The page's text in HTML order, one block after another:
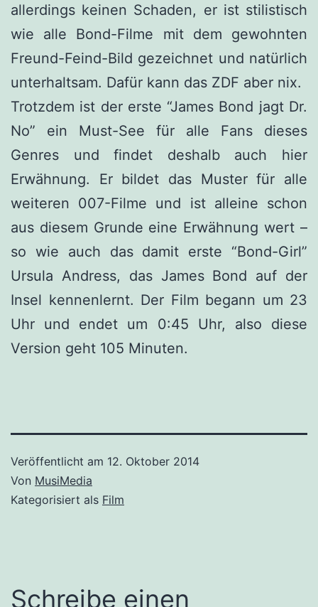
allerdings keinen Schaden, er ist stilistisch
wie alle Bond-Filme mit dem gewohnten
Freund-Feind-Bild gezeichnet und natürlich
unterhaltsam. Dafür kann das ZDF aber nix.
Trotzdem ist der erste “James Bond jagt Dr.
No” ein Must-See für alle Fans dieses
Genres und findet deshalb auch hier
Erwähnung. Er bildet das Muster für alle
weiteren 007-Filme und ist alleine schon
aus diesem Grunde eine Erwähnung wert –
so wie auch das damit erste “Bond-Girl”
Ursula Andress, das James Bond auf der
Insel kennenlernt. Der Film begann um 23
Uhr und endet um 0:45 Uhr, also diese
Version geht 105 Minuten.
Veröffentlicht am 12. Oktober 2014
Von MusiMedia
Kategorisiert als Film
Schreibe einen